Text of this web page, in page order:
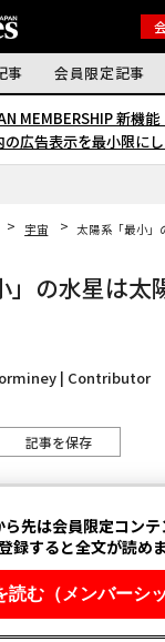
事 会員限定記事
MEMBERSHIP 新機能
広告表示を最小限に
宇宙
太陽系「最小」
」の水星は太
| Contributor
記事を保存